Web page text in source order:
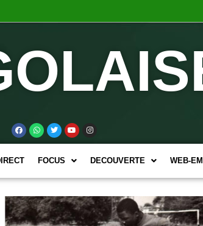
FOCUS DECOUVERTE WEB-